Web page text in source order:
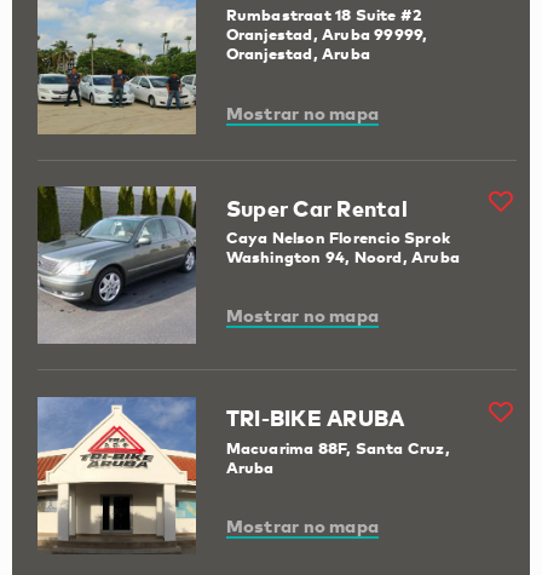
Rumbastraat 18 Suite #2
Oranjestad, Aruba 99999,
Oranjestad, Aruba
Mostrar no mapa
Super Car Rental
Caya Nelson Florencio Sprok
Washington 94, Noord, Aruba
Mostrar no mapa
TRI-BIKE ARUBA
Macuarima 88F, Santa Cruz,
Aruba
Mostrar no mapa